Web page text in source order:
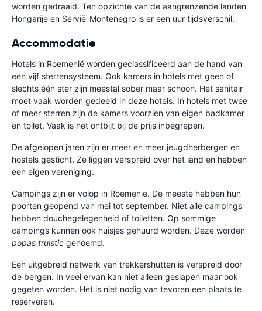
worden gedraaid. Ten opzichte van de aangrenzende landen
Hongarije en Servië-Montenegro is er een uur tijdsverschil.
Accommodatie
Hotels in Roemenië worden geclassificeerd aan de hand van
een vijf sterrensysteem. Ook kamers in hotels met geen of
slechts één ster zijn meestal sober maar schoon. Het sanitair
moet vaak worden gedeeld in deze hotels. In hotels met twee
of meer sterren zijn de kamers voorzien van eigen badkamer
en toilet. Vaak is het ontbijt bij de prijs inbegrepen.
De afgelopen jaren zijn er meer en meer jeugdherbergen en
hostels gesticht. Ze liggen verspreid over het land en hebben
een eigen vereniging.
Campings zijn er volop in Roemenië. De meeste hebben hun
poorten geopend van mei tot september. Niet alle campings
hebben douchegelegenheid of toiletten. Op sommige
campings kunnen ook huisjes gehuurd worden. Deze worden
popas truistic genoemd.
Een uitgebreid netwerk van trekkershutten is verspreid door
de bergen. In veel ervan kan niet alleen geslapen maar ook
gegeten worden. Het is niet nodig van tevoren een plaats te
reserveren.